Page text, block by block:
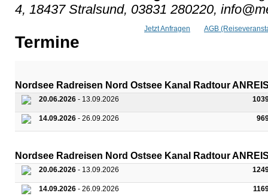
4, 18437 Stralsund, 03831 280220,
Jetzt Anfragen AGB
Termine
Nordsee Radreisen Nord Ostsee Kanal Radtour
20.06.2026 - 13.09.2026
14.09.2026 - 26.09.2026
Nordsee Radreisen Nord Ostsee Kanal Radtour
20.06.2026 - 13.09.2026
14.09.2026 - 26.09.2026